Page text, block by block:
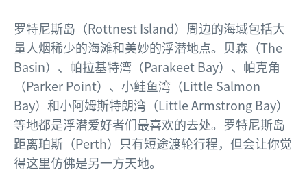
罗特尼斯岛（Rottnest Island）周边的海域包括大
量人烟稀少的海滩和美妙的浮潜地点。贝森（The
Basin）、帕拉基特湾（Parakeet Bay）、帕克角
（Parker Point）、小鲑鱼湾（Little Salmon
Bay）和小阿姆斯特朗湾（Little Armstrong Bay）
等地都是浮潜爱好者们最喜欢的去处。罗特尼斯岛
距离珀斯（Perth）只有短途渡轮行程，但会让你觉
得这里仿佛是另一方天地。